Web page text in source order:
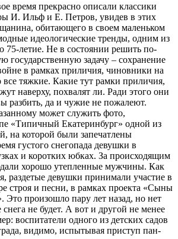
время прекрасно описали классики
И. Ильф и Е. Петров, увидев в этих
обитающего в своем маленьком
идеологические тренды, одним из
75-летие. Не в состоянии решить по-
государственную задачу – сохранение
в рамках приличия, чиновники на
все тяжкие. Какие тут рамки приличия,
наверху, похвалят ли. Ради этого они
разбить, да и чужие не пожалеют.
может служить фото,
«Типичный Екатеринбург» одной из
на которой были запечатлены
густого снегопада девушки в
и коротких юбках. За происходящим
хорошо утепленные мужчины. Как
раздетые девушки принимали участие в
строя и песни, в рамках проекта «Сыны
Это произошло пару лет назад, но нет
не будет. А вот и другой не менее
воспитатели одного из детских садов
видимо, испытывая приступ пан-